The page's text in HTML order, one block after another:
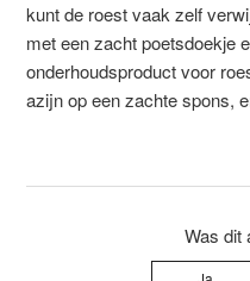
kunt de roest vaak zelf
met een zacht poetsdoekje
onderhoudsproduct voor
azijn op een zachte spons,
Was dit